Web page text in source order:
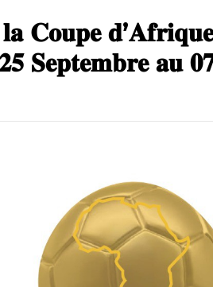
𝐂𝐨𝐮𝐩𝐞
𝐒𝐞𝐩𝐭𝐞𝐦𝐛𝐫𝐞 𝐚𝐮